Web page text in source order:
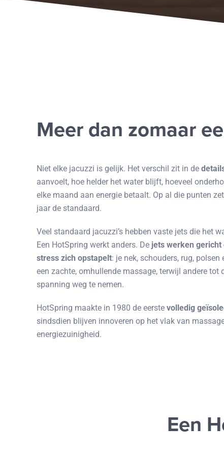
Meer dan zomaar
Niet elke jacuzzi is gelijk. Het verschil zit in de
aanvoelt, hoe helder het water blijft, hoeveel
elke maand aan energie betaalt. Op al die punten zet
jaar de standaard.
Veel standaard jacuzzi’s hebben vaste jets die het
Een HotSpring werkt anders. De jets werken
stress zich opstapelt: je nek, schouders, rug,
een zachte, omhullende massage, terwijl andere tot
spanning weg te nemen.
HotSpring maakte in 1980 de eerste volledig
sindsdien blijven innoveren op het vlak van
energiezuinigheid.
Een